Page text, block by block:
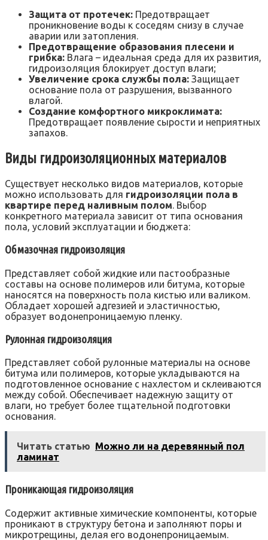
Защита от протечек: Предотвращает
проникновение воды к соседям снизу в случае
аварии или затопления.
Предотвращение образования плесени и
грибка: Влага – идеальная среда для их развития,
гидроизоляция блокирует доступ влаги;
Увеличение срока службы пола: Защищает
основание пола от разрушения, вызванного
влагой.
Создание комфортного микроклимата:
Предотвращает появление сырости и неприятных
запахов.
Виды гидроизоляционных материалов
Существует несколько видов материалов, которые
можно использовать для гидроизоляции пола в
квартире перед наливным полом. Выбор
конкретного материала зависит от типа основания
пола, условий эксплуатации и бюджета:
Обмазочная гидроизоляция
Представляет собой жидкие или пастообразные
составы на основе полимеров или битума, которые
наносятся на поверхность пола кистью или валиком.
Обладает хорошей адгезией и эластичностью,
образует водонепроницаемую пленку.
Рулонная гидроизоляция
Представляет собой рулонные материалы на основе
битума или полимеров, которые укладываются на
подготовленное основание с нахлестом и склеиваются
между собой. Обеспечивает надежную защиту от
влаги, но требует более тщательной подготовки
основания.
Читать статью Можно ли на деревянный пол
ламинат
Проникающая гидроизоляция
Содержит активные химические компоненты, которые
проникают в структуру бетона и заполняют поры и
микротрещины, делая его водонепроницаемым.